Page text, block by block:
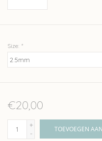
Size: *
€20,00
+
-
TOEVOEGEN